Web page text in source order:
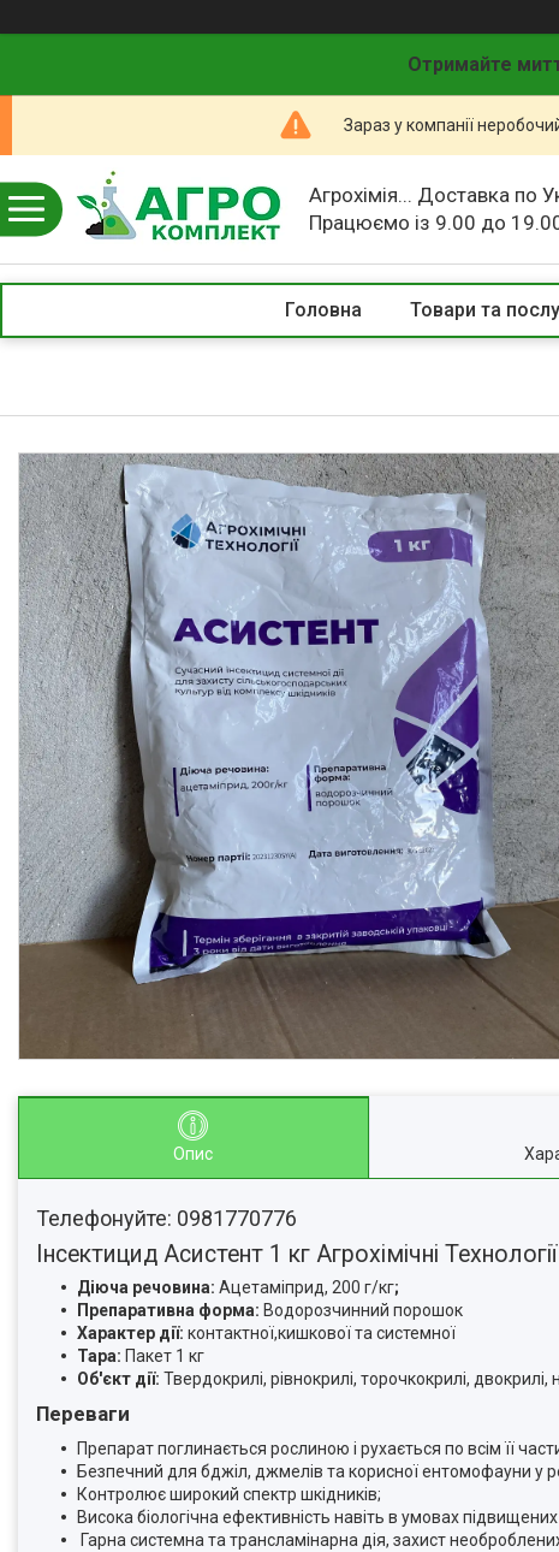
Отримайте
Зараз у компанії
Агрохімія... Доставка по
Працюємо із 9.00 до
Головна Товари та
Опис
Телефонуйте: 0981770776
Інсектицид Асистент 1 кг Агрохімічні
Діюча речовина: Ацетаміприд, 200 г/кг;
Препаративна форма: Водорозчинний порошок
Характер дії: контактної,кишкової та системної
Тара: Пакет 1 кг
Об'єкт дії: Твердокрилі, рівнокрилі, торочкокрилі,
Переваги
Препарат поглинається рослиною і рухається по всім її
Безпечний для бджіл, джмелів та корисної ентомофауни у
Контролює широкий спектр шкідників;
Висока біологічна ефективність навіть в умовах
Гарна системна та трансламінарна дія, захист